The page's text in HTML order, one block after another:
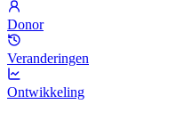
Donor
Veranderingen
Ontwikkeling